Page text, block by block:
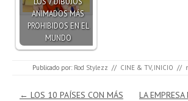
ANIMADOS MÁS
PROHIBIDOS EN EL
MUNDO
Publicado por: Rod Stylezz // CINE & TV, INICIO //
Navegación de entradas
← LOS 10 PAÍSES CON MÁS
LA